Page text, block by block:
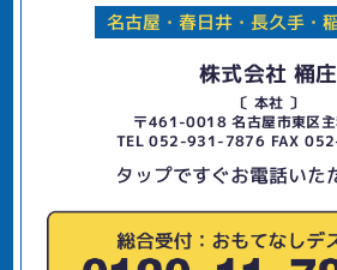
名古屋・春日井・長久手・
株式会社 桶庄
〔 本社 〕
〒461-0018 名古屋市東区
TEL 052-931-7876 FAX
タップですぐお電話いた